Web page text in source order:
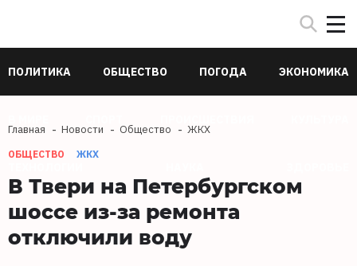
ПОЛИТИКА ОБЩЕСТВО ПОГОДА ЭКОНОМИКА
Главная Новости Общество ЖКХ
ОБЩЕСТВО ЖКХ
В Твери на Петербургском
шоссе из-за ремонта
отключили воду